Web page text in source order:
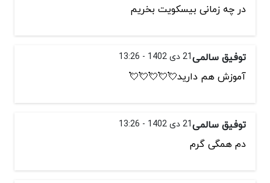
در چه زمانی بیسکویت بخریم
توفیق سالمی21 دی 1402 - 13:26
آموزش هم دارید💘💘💘💘💘
توفیق سالمی21 دی 1402 - 13:26
دم همگی گرم